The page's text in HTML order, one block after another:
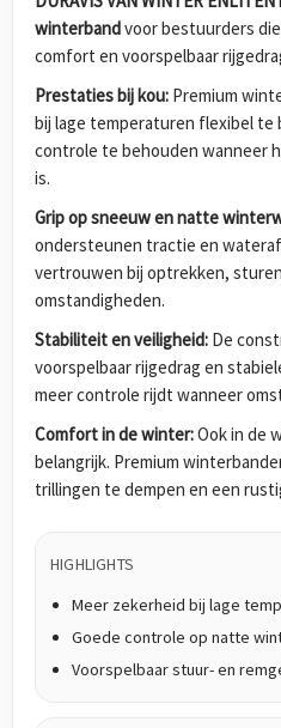
winterbandvoor bestuurders
comfort en voorspelbaar
Prestaties bij kou: Premium
bij lage temperaturen flexibel te
controle te behouden wanneer
is.
Grip op sneeuw en natte
ondersteunen tractie en
vertrouwen bij optrekken,
omstandigheden.
Stabiliteit en veiligheid: De
voorspelbaar rijgedrag en
meer controle rijdt wanneer
Comfort in de winter:Ook in de
belangrijk. Premium
trillingen te dempen en een
HIGHLIGHTS
Meer zekerheid bij lage
Goede controle op natte
Voorspelbaar stuur- en